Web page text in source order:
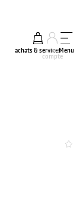
achats & services
mon
compte
Menu